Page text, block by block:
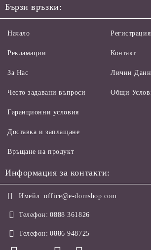
Бързи връзки:
Начало
Рекламации
За Нас
Често задавани въпроси
Регистрация
Контакт
Лични
Общи
Гаранционни условия
Доставка и заплащане
Връщане на продукт
Информация за контакти:
Имейл: office@e-domshop.com
Телефон: 0888 361826
Телефон: 0886 948725